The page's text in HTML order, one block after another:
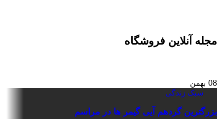
مجله آنلاین فروشگاه
08 بهمن
سبک زندگی
بزرگترین گردهم آیی گیمر ها در مراسم